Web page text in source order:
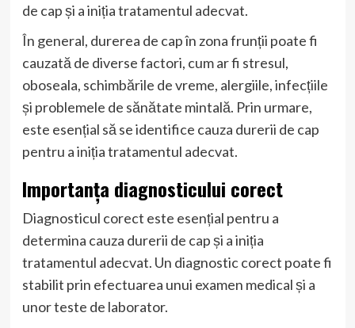
de cap și a iniția tratamentul adecvat.
În general, durerea de cap în zona frunții poate fi
cauzată de diverse factori, cum ar fi stresul,
oboseala, schimbările de vreme, alergiile, infecțiile
și problemele de sănătate mintală. Prin urmare,
este esențial să se identifice cauza durerii de cap
pentru a iniția tratamentul adecvat.
Importanța diagnosticului corect
Diagnosticul corect este esențial pentru a
determina cauza durerii de cap și a iniția
tratamentul adecvat. Un diagnostic corect poate fi
stabilit prin efectuarea unui examen medical și a
unor teste de laborator.